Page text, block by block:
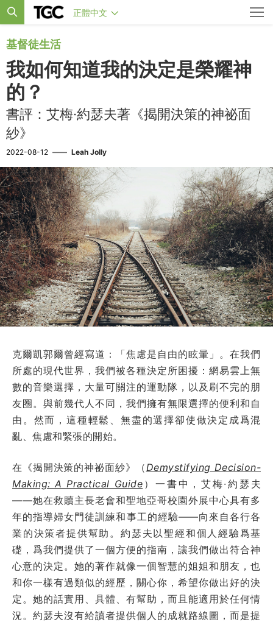
正體中文
基督徒生活
我如何知道我的決定是榮耀神
的？
書評：艾梅·約瑟夫著《揭開決策的神祕面
紗》
2022-08-12 —— Leah Jolly
克爾凱郭爾曾經寫道：「焦慮是自由的眩暈」。在我們
所處的現代世界，我們被各種決定所困擾：網易雲上無
數的音樂選擇，大量可關注的運動隊，以及刷不完的朋
友圈。與前幾代人不同，我們擁有無限選擇的便利和自
由。然而，這種輕鬆、無盡的選擇卻使做決定成爲混
亂、焦慮和緊張的開始。
在《揭開決策的神祕面紗》（ Demystifying Decision-
Making: A Practical Guide ）一書中，艾梅·約瑟夫
——她在救贖主長老會和聖地亞哥校園外展中心具有多
年的指導婦女門徒訓練和事工的經驗——向來自各行各
業的決策者提供幫助。約瑟夫以聖經和個人經驗爲基
礎，爲我們提供了一個方便的指南，讓我們做出符合神
心意的決定。她的著作就像一個智慧的姐姐和朋友，也
和你一樣有過類似的經歷，關心你，希望你做出好的決
定。她的話實用、具體、有幫助，而且能適用於任何情
況。約瑟夫沒有給讀者提供個人的成就路線圖，而是提